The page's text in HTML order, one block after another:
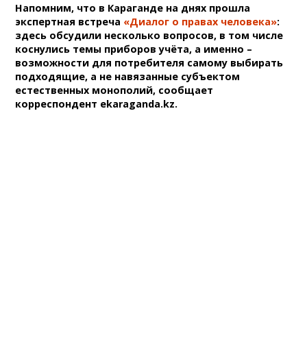
Напомним, что в Караганде на днях прошла
экспертная встреча «Диалог о правах человека»:
здесь обсудили несколько вопросов, в том числе
коснулись темы приборов учёта, а именно –
возможности для потребителя самому выбирать
подходящие, а не навязанные субъектом
естественных монополий, сообщает
корреспондент ekaraganda.kz.